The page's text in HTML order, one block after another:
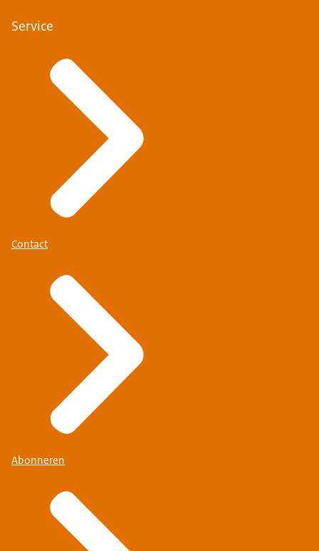
Service
Contact
Abonneren